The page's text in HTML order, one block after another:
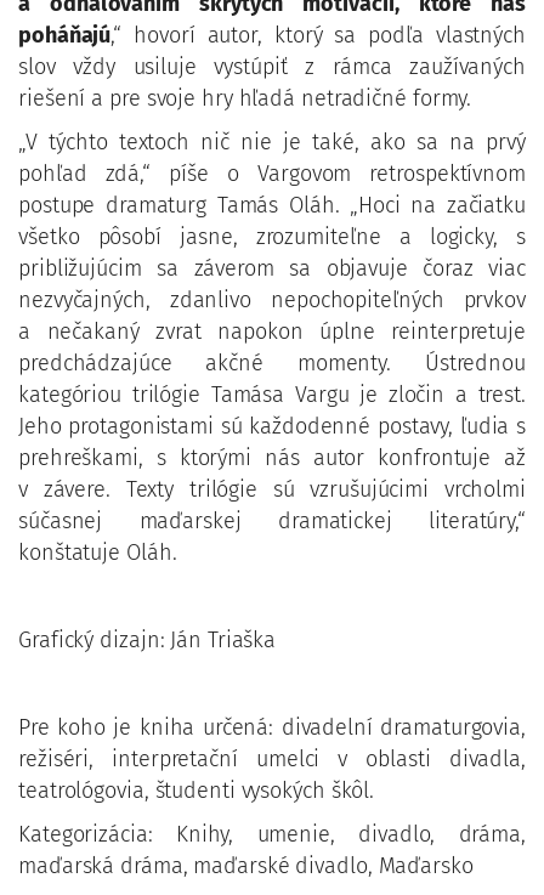
poháňajú,“ hovorí autor, ktorý sa podľa vlastných
slov vždy usiluje vystúpiť z rámca zaužívaných
riešení a pre svoje hry hľadá netradičné formy.
„V týchto textoch nič nie je také, ako sa na prvý
pohľad zdá,“ píše o Vargovom retrospektívnom
postupe dramaturg Tamás Oláh. „Hoci na začiatku
všetko pôsobí jasne, zrozumiteľne a logicky, s
približujúcim sa záverom sa objavuje čoraz viac
nezvyčajných, zdanlivo nepochopiteľných prvkov
a nečakaný zvrat napokon úplne reinterpretuje
predchádzajúce akčné momenty. Ústrednou
kategóriou trilógie Tamása Vargu je zločin a trest.
Jeho protagonistami sú každodenné postavy, ľudia s
prehreškami, s ktorými nás autor konfrontuje až
v závere. Texty trilógie sú vzrušujúcimi vrcholmi
súčasnej maďarskej dramatickej literatúry,“
konštatuje Oláh.
Grafický dizajn: Ján Triaška
Pre koho je kniha určená: divadelní dramaturgovia,
režiséri, interpretační umelci v oblasti divadla,
teatrológovia, študenti vysokých škôl.
Kategorizácia: Knihy, umenie, divadlo, dráma,
maďarská dráma, maďarské divadlo, Maďarsko